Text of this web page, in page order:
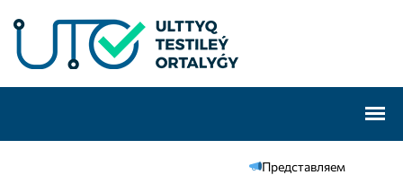
Представляем